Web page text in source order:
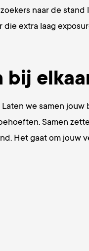
naar de
extra laag
bij
we samen
Samen
Het gaat om